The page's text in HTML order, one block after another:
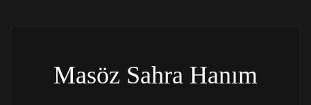
Masöz Sahra Hanım